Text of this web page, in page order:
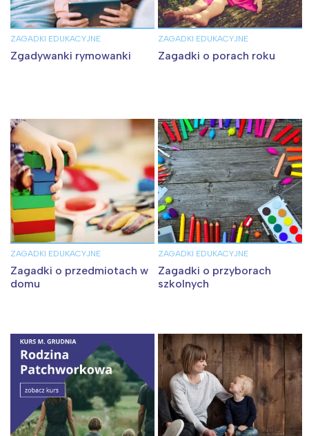
ZAGADKI EDUKACYJNE
Zgadywanki rymowanki
ZAGADKI EDUKACYJNE
Zagadki o porach roku
ZAGADKI EDUKACYJNE
Zagadki o przedmiotach w
domu
ZAGADKI EDUKACYJNE
Zagadki o przyborach
szkolnych